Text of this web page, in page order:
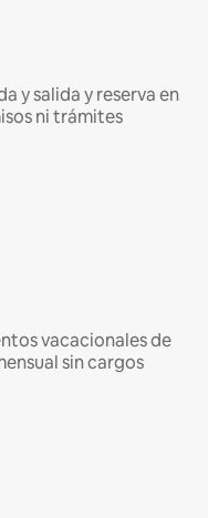
y salida y reserva en
ni trámites
vacacionales de
sin cargos